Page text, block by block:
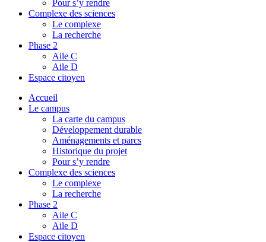
Pour s’y rendre
Complexe des sciences
Le complexe
La recherche
Phase 2
Aile C
Aile D
Espace citoyen
Accueil
Le campus
La carte du campus
Développement durable
Aménagements et parcs
Historique du projet
Pour s’y rendre
Complexe des sciences
Le complexe
La recherche
Phase 2
Aile C
Aile D
Espace citoyen